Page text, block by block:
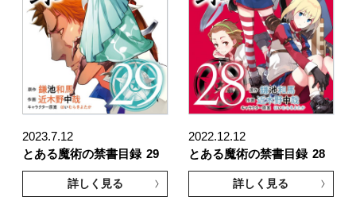
2023.7.12
とある魔術の禁書目録 29
詳しく見る
2022.12.12
とある魔術の禁書目録 28
詳しく見る